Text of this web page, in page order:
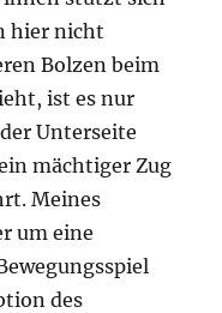
hier nicht
Bolzen beim
ist es nur
Unterseite
mächtiger Zug
Meines
um eine
des